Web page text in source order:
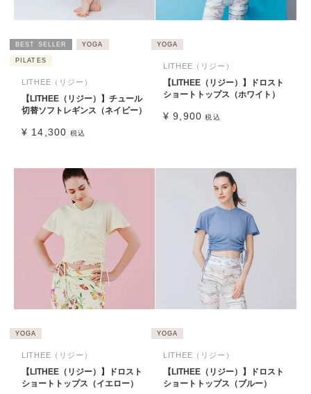
BEST SELLER YOGA
PILATES
LITHEE（リジー）
【LITHEE（リジー）】チュール
切替ソフトレギンス（ネイビー）
¥ 14,300 税込
YOGA
LITHEE（リジー）
【LITHEE（リジー）】ドロスト
ショートトップス（ホワイト）
¥ 9,900 税込
YOGA
LITHEE（リジー）
【LITHEE（リジー）】ドロスト
ショートトップス（イエロー）
YOGA
LITHEE（リジー）
【LITHEE（リジー）】ドロスト
ショートトップス（ブルー）